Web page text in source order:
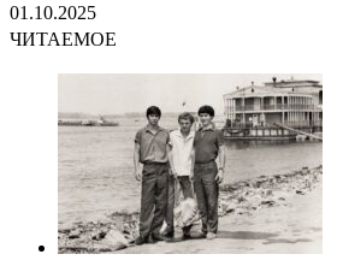
01.10.2025
ЧИТАЕМОЕ